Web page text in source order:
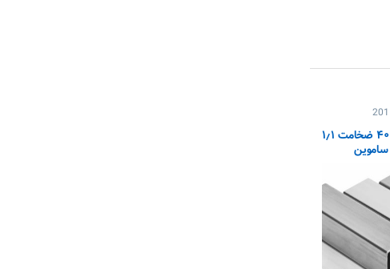
پروفیل(قوطی) ۶۰×۴۰ ضخامت ۱٫۱